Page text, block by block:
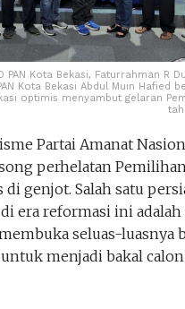
PAN Kota Bekasi, Faturrahman R
Kota Bekasi Abdul Muin Hafied
optimis menyambut gelaran
Partai Amanat
perhelatan
genjot. Salah satu
era reformasi ini adalah
seluas-luasnya
menjadi bakal